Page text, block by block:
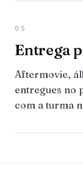
05
Entrega
Aftermovie,
entregues no
com a turma